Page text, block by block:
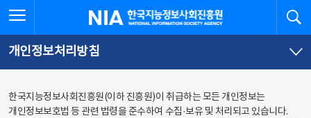
바로가기
바로가기
한국지능정보사회진흥원
개인정보처리방침
한국지능정보사회진흥원(이하 진흥원)이 취급하는 모든 개인정보는
개인정보보호법 등 관련 법령을 준수하여 수집·보유 및 처리되고 있습니다.